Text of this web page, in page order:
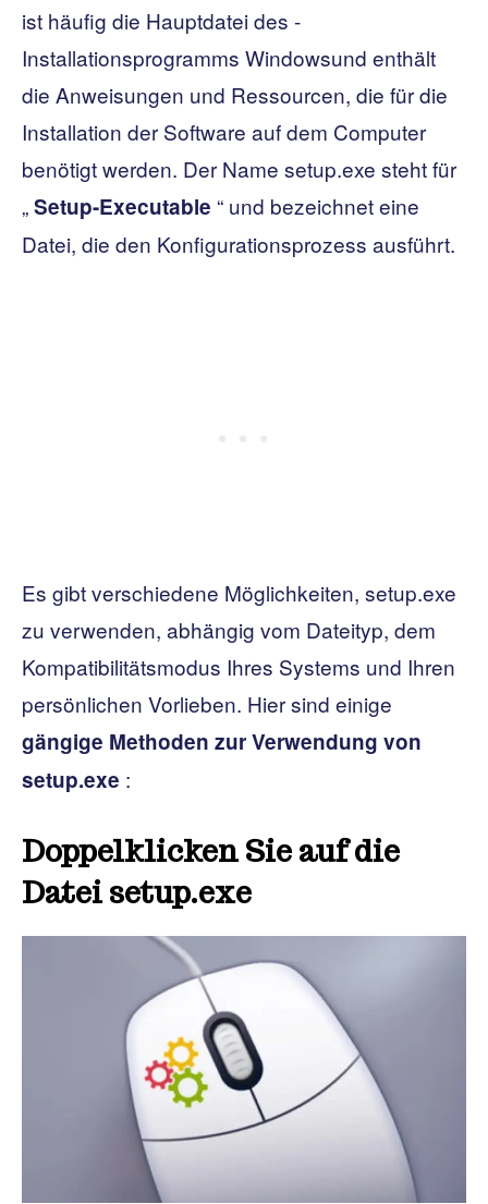
ist häufig die Hauptdatei des -
Installationsprogramms Windowsund enthält
die Anweisungen und Ressourcen, die für die
Installation der Software auf dem Computer
benötigt werden. Der Name setup.exe steht für
„Setup-Executable “ und bezeichnet eine
Datei, die den Konfigurationsprozess ausführt.
Es gibt verschiedene Möglichkeiten, setup.exe
zu verwenden, abhängig vom Dateityp, dem
Kompatibilitätsmodus Ihres Systems und Ihren
persönlichen Vorlieben. Hier sind einige
gängige Methoden zur Verwendung von
setup.exe :
Doppelklicken Sie auf die
Datei setup.exe